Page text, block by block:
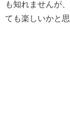
も知れませんが
ても楽しいかと